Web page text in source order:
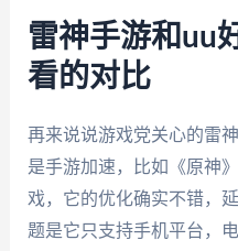
雷神手游和uu
看的对比
再来说说游戏党关心的雷
是手游加速，比如《原神
戏，它的优化确实不错，
题是它只支持手机平台，